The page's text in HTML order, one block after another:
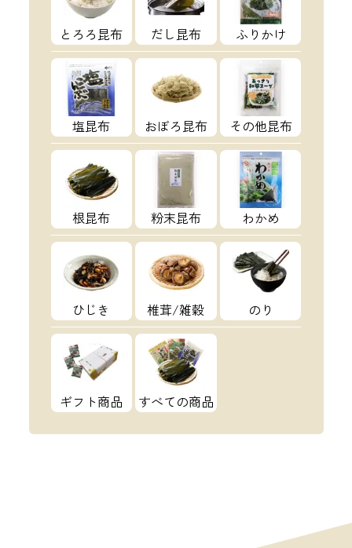
とろろ昆布 だし昆布 ふりかけ
塩昆布 おぼろ昆布 その他昆布
根昆布 粉末昆布 わかめ
ひじき 椎茸/雑穀 のり
ギフト商品 すべての商品